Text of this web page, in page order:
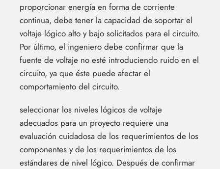
proporcionar energía en forma de corriente
continua, debe tener la capacidad de soportar el
voltaje lógico alto y bajo solicitados para el circuito.
Por último, el ingeniero debe confirmar que la
fuente de voltaje no esté introduciendo ruido en el
circuito, ya que éste puede afectar el
comportamiento del circuito.
seleccionar los niveles lógicos de voltaje
adecuados para un proyecto requiere una
evaluación cuidadosa de los requerimientos de los
componentes y de los requerimientos de los
estándares de nivel lógico. Después de confirmar